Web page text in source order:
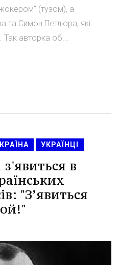
(тузом), а
та Симон Петлюра, які
Так авторка об...
УКРАЇНЦІ
в
"З’явиться